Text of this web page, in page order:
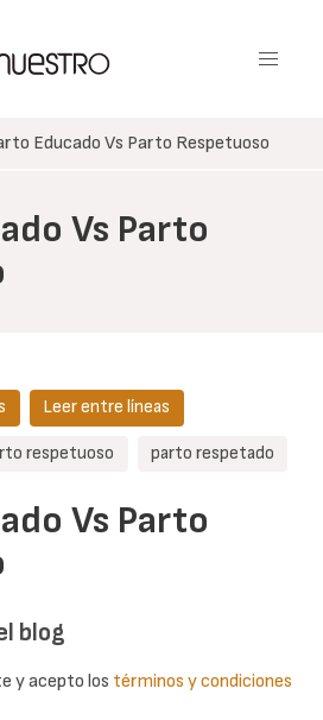
Educado Vs Parto Respetuoso
Vs Parto
Vs Parto
Leer entre líneas
respetuoso parto respetado
blog
y acepto los términos y condiciones